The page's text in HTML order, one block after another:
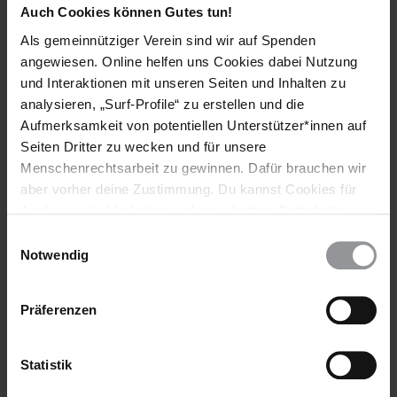
Auch Cookies können Gutes tun!
Als gemeinnütziger Verein sind wir auf Spenden
angewiesen. Online helfen uns Cookies dabei Nutzung
und Interaktionen mit unseren Seiten und Inhalten zu
analysieren, „Surf-Profile“ zu erstellen und die
Aufmerksamkeit von potentiellen Unterstützer*innen auf
Seiten Dritter zu wecken und für unsere
Menschenrechtsarbeit zu gewinnen. Dafür brauchen wir
aber vorher deine Zustimmung. Du kannst Cookies für
wieder ändern. Diesen Banner kannst Du über den Link
Notwendig
Präferenzen
Statistik
Länder
Vereinigte Staaten Von Amerika
Themen
Terrorismusbekämpfung